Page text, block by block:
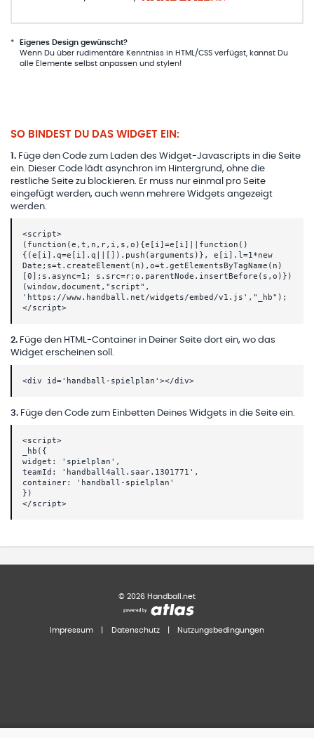
*
Eigenes Design gewünscht?
Wenn Du über rudimentäre Kenntniss in HTML/CSS verfügst, kannst Du
alle Elemente selbst anpassen und stylen!
SO BINDEST DU DAS WIDGET EIN:
1 . Füge den Code zum Laden des Widget-Javascripts in die Seite
ein. Dieser Code lädt asynchron im Hintergrund, ohne die
restliche Seite zu blockieren. Er muss nur einmal pro Seite
eingefügt werden, auch wenn mehrere Widgets angezeigt
werden.
<script>
(function(e,t,n,r,i,s,o){e[i]=e[i]||function()
{(e[i].q=e[i].q||[]).push(arguments)}, e[i].l=1*new
Date;s=t.createElement(n),o=t.getElementsByTagName(n)
[0];s.async=1; s.src=r;o.parentNode.insertBefore(s,o)})
(window,document,"script",
'https://www.handball.net/widgets/embed/v1.js',"_hb");
</script>
2. Füge den HTML-Container in Deiner Seite dort ein, wo das
Widget erscheinen soll.
<div id='handball-spielplan'></div>
3. Füge den Code zum Einbetten Deines Widgets in die Seite ein.
<script>
_hb({
widget: 'spielplan',
teamId: 'handball4all.saar.1301771',
container: 'handball-spielplan'
})
</script>
© 2026 Handball.net
Impressum Datenschutz Nutzungsbedingungen